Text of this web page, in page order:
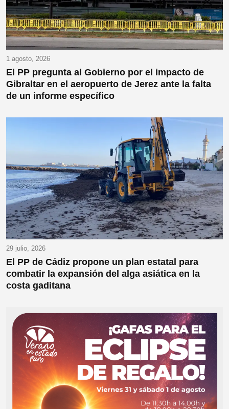
1 agosto, 2026
El PP pregunta al Gobierno por el impacto de
Gibraltar en el aeropuerto de Jerez ante la falta
de un informe específico
29 julio, 2026
El PP de Cádiz propone un plan estatal para
combatir la expansión del alga asiática en la
costa gaditana